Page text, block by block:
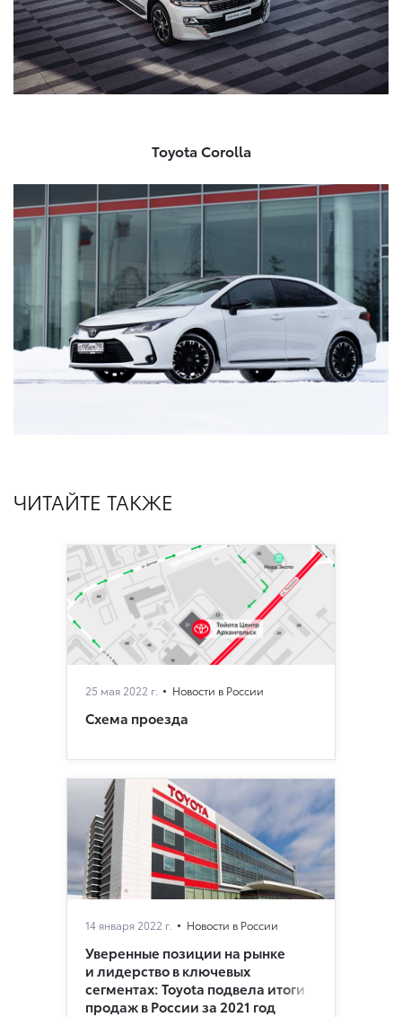
Toyota Corolla
ЧИТАЙТЕ ТАКЖЕ
25 мая 2022 г. Новости в России
Схема проезда
14 января 2022 г. Новости в России
Уверенные позиции на рынке
и лидерство в ключевых
сегментах: Toyota подвела итоги
продаж в России за 2021 год